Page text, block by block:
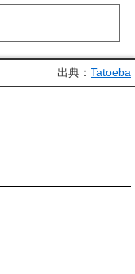
出典： Tatoeba